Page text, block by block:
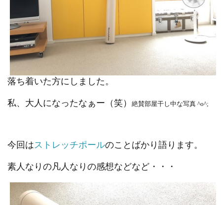
落ち着いた方にしました。
私、大人になったなぁー（笑） 絶賛部屋干し中な写真 ^o^;
今回はストレッチポールのことばかり語ります。
素人なりの凡人なりの感想などなど・・・